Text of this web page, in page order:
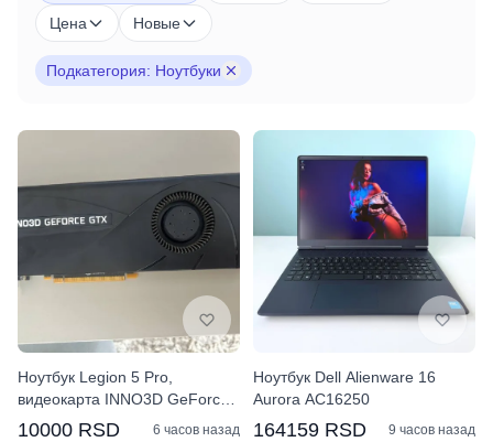
Цена Новые
Подкатегория: Ноутбуки
Ноутбук Legion 5 Pro,
видеокарта INNO3D GeForce
GTX 1070
10000 RSD 6 часов назад
Ноутбук Dell Alienware 16
Aurora AC16250
164159 RSD 9 часов назад